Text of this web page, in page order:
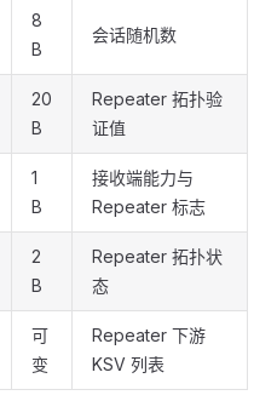
8
B
会话随机数
20
B
Repeater 拓扑验
证值
1
B
接收端能力与
Repeater 标志
2
B
Repeater 拓扑状
态
可
变
Repeater 下游
KSV 列表